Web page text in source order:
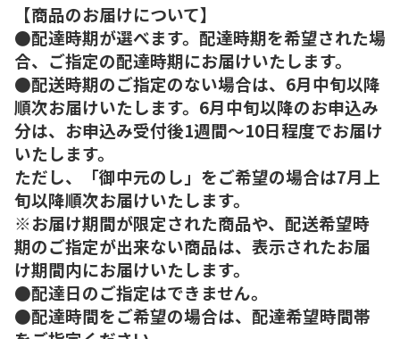
【商品のお届けについて】
●配達時期が選べます。配達時期を希望された場
合、ご指定の配達時期にお届けいたします。
●配送時期のご指定のない場合は、6月中旬以降
順次お届けいたします。6月中旬以降のお申込み
分は、お申込み受付後1週間～10日程度でお届け
いたします。
ただし、「御中元のし」をご希望の場合は7月上
旬以降順次お届けいたします。
※お届け期間が限定された商品や、配送希望時
期のご指定が出来ない商品は、表示されたお届
け期間内にお届けいたします。
●配達日のご指定はできません。
●配達時間をご希望の場合は、配達希望時間帯